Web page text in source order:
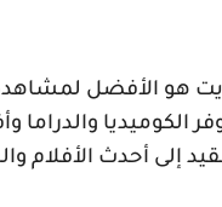
هو الأفضل لمشاهدة
الكوميديا
إلى أحدث الأفلام